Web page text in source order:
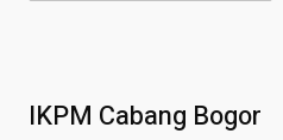
IKPM Cabang Bogor